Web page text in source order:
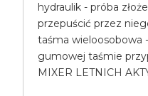
hydraulik - próba
przepuścić przez
taśma wieloosobowa
gumowej taśmie
MIXER LETNICH